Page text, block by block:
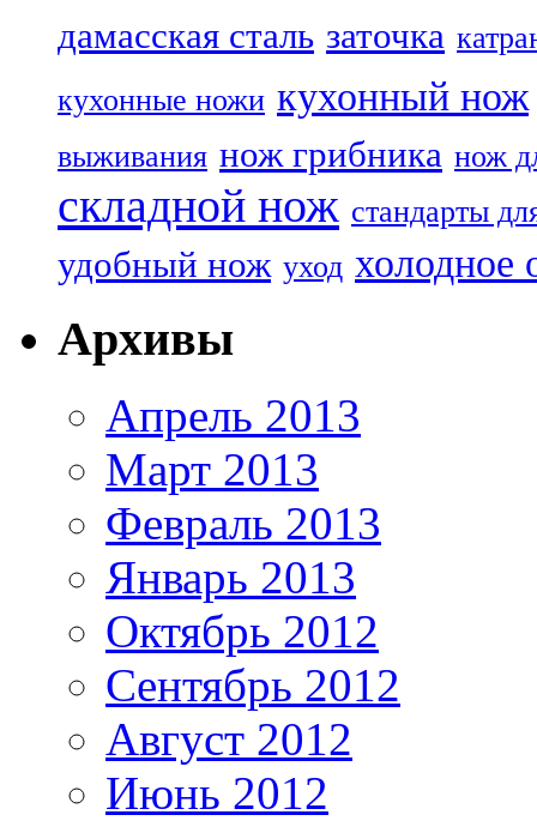
дамасская сталь заточка
кухонные ножи кухонный нож
выживания нож грибника нож
складной нож стандарты
удобный нож уход холодное
Архивы
Апрель 2013
Март 2013
Февраль 2013
Январь 2013
Октябрь 2012
Сентябрь 2012
Август 2012
Июнь 2012